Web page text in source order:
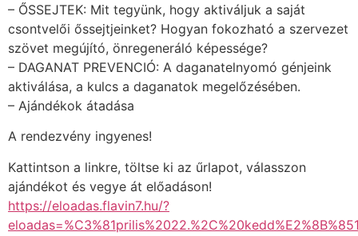
– ŐSSEJTEK: Mit tegyünk, hogy aktiváljuk a saját
csontvelői őssejtjeinket? Hogyan fokozható a szervezet
szövet megújító, önregeneráló képessége?
– DAGANAT PREVENCIÓ: A daganatelnyomó génjeink
aktiválása, a kulcs a daganatok megelőzésében.
– Ajándékok átadása
A rendezvény ingyenes!
Kattintson a linkre, töltse ki az űrlapot, válasszon
ajándékot és vegye át előadáson!
https://eloadas.flavin7.hu/?